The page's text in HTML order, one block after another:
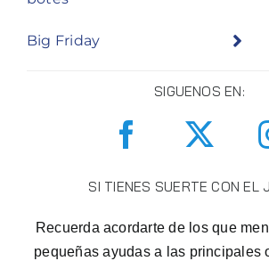
Big Friday
SIGUENOS EN:
SI TIENES SUERTE CON EL
Recuerda acordarte de los que
pequeñas ayudas a las principales